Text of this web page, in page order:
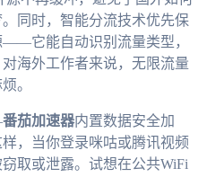
同时，智能分流技术优先保
——它能自动识别流量类型，
海外工作者来说，无限流量
。
番茄加速器内置数据安全加
，当你登录咪咕或腾讯视频
取或泄露。试想在公共WiFi